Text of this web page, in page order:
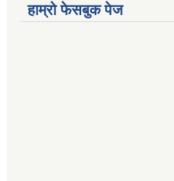
हाम्रो फेसबुक पेज